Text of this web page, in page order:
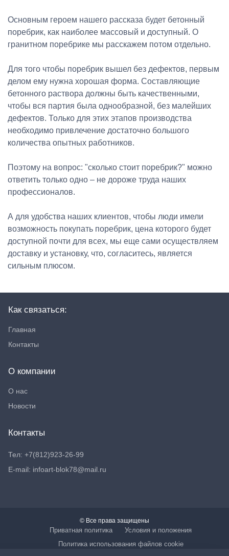
Основным героем нашего рассказа будет бетонный
поребрик, как наиболее массовый и доступный. О
гранитном поребрике мы расскажем потом отдельно.
Для того чтобы поребрик вышел без дефектов, первым
делом ему нужна хорошая форма. Составляющие
бетонного раствора должны быть качественными,
чтобы вся партия была однообразной, без малейших
дефектов. Только для этих этапов производства
необходимо привлечение достаточно большого
количества опытных работников.
Поэтому на вопрос: "сколько стоит поребрик?" можно
ответить только одно – не дороже труда наших
профессионалов.
А для удобства наших клиентов, чтобы люди имели
возможность покупать поребрик, цена которого будет
доступной почти для всех, мы еще сами осуществляем
доставку и установку, что, согласитесь, является
сильным плюсом.
Как связаться:
Главная
Контакты
О компании
О нас
Новости
Контакты
Тел: +7(812)923-26-99
E-mail: infoart-blok78@mail.ru
© Все права защищены
Приватная политика
Условия и положения
Политика использования файлов cookie